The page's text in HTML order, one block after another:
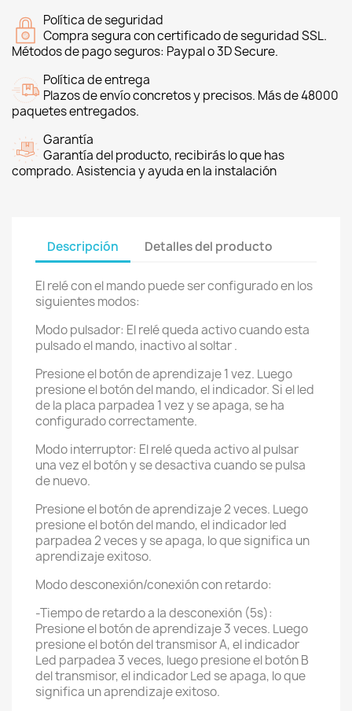
Política de seguridad
Compra segura con certificado de seguridad SSL.
Métodos de pago seguros: Paypal o 3D Secure.
Política de entrega
Plazos de envío concretos y precisos. Más de 48000
paquetes entregados.
Garantía
Garantía del producto, recibirás lo que has
comprado. Asistencia y ayuda en la instalación
Descripción Detalles del producto
El relé con el mando puede ser configurado en los
siguientes modos:
Modo pulsador: El relé queda activo cuando esta
pulsado el mando, inactivo al soltar .
Presione el botón de aprendizaje 1 vez. Luego
presione el botón del mando, el indicador. Si el led
de la placa parpadea 1 vez y se apaga, se ha
configurado correctamente.
Modo interruptor: El relé queda activo al pulsar
una vez el botón y se desactiva cuando se pulsa
de nuevo.
Presione el botón de aprendizaje 2 veces. Luego
presione el botón del mando, el indicador led
parpadea 2 veces y se apaga, lo que significa un
aprendizaje exitoso.
Modo desconexión/conexión con retardo:
-Tiempo de retardo a la desconexión (5s):
Presione el botón de aprendizaje 3 veces. Luego
presione el botón del transmisor A, el indicador
Led parpadea 3 veces, luego presione el botón B
del transmisor, el indicador Led se apaga, lo que
significa un aprendizaje exitoso.